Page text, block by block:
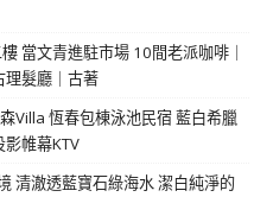
當文青進駐市場 10間老派咖啡｜
理髮廳｜古著
Villa 恆春包棟泳池民宿 藍白希臘
帷幕KTV
清澈透藍寶石綠海水 潔白純淨的